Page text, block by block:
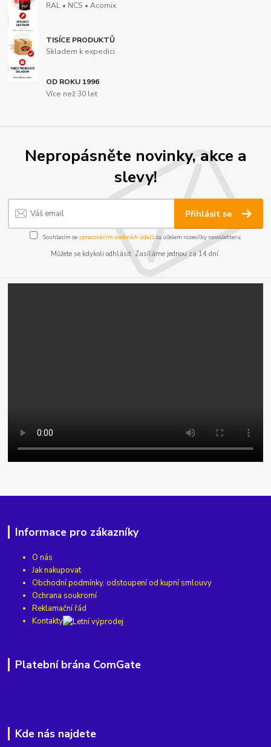
RAL • NCS • Acomix
TISÍCE PRODUKTŮ
Skladem k expedici
OD ROKU 1996
Více než 30 let
Nepropásněte novinky, akce a
slevy!
Přihlásit se
Souhlasím se zpracováním osobních údajůza účelem rozesílky newsletteru.
Můžete se kdykoli odhlásit. Zasíláme jednou za 14 dní.
Informace pro zákazníky
O nás
Jak nakupovat
Obchodní podmínky, odstoupení od kupní smlouvy
Ochrana soukromí
Reklamační řád
Kontakty
Platební brána ComGate
Kde nás najdete